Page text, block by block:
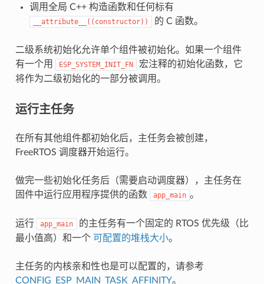
调用全局 C++ 构造函数和任何标有
__attribute__((constructor)) 的 C 函数。
二级系统初始化允许单个组件被初始化。如果一个组件
有一个用
ESP_SYSTEM_INIT_FN
宏注释的初始化函数，它
将作为二级初始化的一部分被调用。
运行主任务
在所有其他组件都初始化后，主任务会被创建，
FreeRTOS 调度器开始运行。
做完一些初始化任务后（需要启动调度器），主任务在
固件中运行应用程序提供的函数
app_main 。
运行 app_main
的主任务有一个固定的 RTOS 优先级（比
最小值高）和一个 可配置的堆栈大小。
主任务的内核亲和性也是可以配置的，请参考
CONFIG_ESP_MAIN_TASK_AFFINITY。